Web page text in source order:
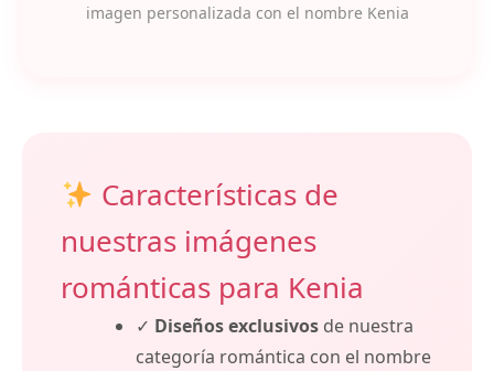
imagen personalizada con el nombre Kenia
Características de
nuestras imágenes
románticas para Kenia
✓ Diseños exclusivos de nuestra
categoría romántica con el nombre